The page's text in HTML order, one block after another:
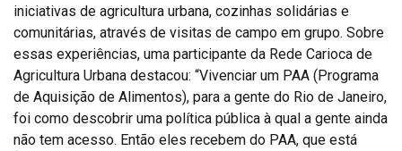
iniciativas de agricultura urbana, cozinhas solidárias e
comunitárias, através de visitas de campo em grupo. Sobre
essas experiências, uma participante da Rede Carioca de
Agricultura Urbana destacou: “Vivenciar um PAA (Programa
de Aquisição de Alimentos), para a gente do Rio de Janeiro,
foi como descobrir uma política pública à qual a gente ainda
não tem acesso. Então eles recebem do PAA, que está